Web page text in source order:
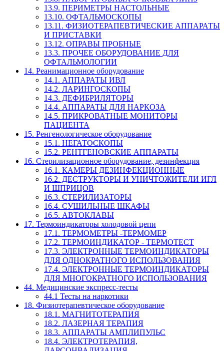
13.9. ПЕРИМЕТРЫ НАСТОЛЬНЫЕ
13.10. ОФТАЛЬМОСКОПЫ
13.11. ФИЗИОТЕРАПЕВТИЧЕСКИЕ АППАРАТЫ
И ПРИСТАВКИ
13.12. ОПРАВЫ ПРОБНЫЕ
13.3. ПРОЧЕЕ ОБОРУДОВАНИЕ ДЛЯ
ОФТАЛЬМОЛОГИИ
14. Реанимационное оборудование
14.1. АППАРАТЫ ИВЛ
14.2. ЛАРИНГОСКОПЫ
14.3. ДЕФИБРИЛЯТОРЫ
14.4. АППАРАТЫ ДЛЯ НАРКОЗА
14.5. ПРИКРОВАТНЫЕ МОНИТОРЫ
ПАЦИЕНТА
15. Ренгенологическое оборудование
15.1. НЕГАТОСКОПЫ
15.2. РЕНТГЕНОВСКИЕ АППАРАТЫ
16. Стерилизационное оборудование, дезинфекция
16.1. КАМЕРЫ ДЕЗИНФЕКЦИОННЫЕ
16.2. ДЕСТРУКТОРЫ И УНИЧТОЖИТЕЛИ ИГЛ
И ШПРИЦОВ
16.3. СТЕРИЛИЗАТОРЫ
16.4. СУШИЛЬНЫЕ ШКАФЫ
16.5. АВТОКЛАВЫ
17. Термоиндикаторы холодовой цепи
17.1. ТЕРМОМЕТРЫ -ТЕРМОМЕР
17.2. ТЕРМОИНДИКАТОР - ТЕРМОТЕСТ
17.3. ЭЛЕКТРОННЫЕ ТЕРМОИНДИКАТОРЫ
ДЛЯ ОДНОКРАТНОГО ИСПОЛЬЗОВАНИЯ
17.4. ЭЛЕКТРОННЫЕ ТЕРМОИНДИКАТОРЫ
ДЛЯ МНОГОКРАТНОГО ИСПОЛЬЗОВАНИЯ
44. Медицинские экспресс-тесты
44.1 Тесты на наркотики
18. Физиотерапевтическое оборудование
18.1. МАГНИТОТЕРАПИЯ
18.2. ЛАЗЕРНАЯ ТЕРАПИЯ
18.3. АППАРАТЫ АМПЛИПУЛЬС
18.4. ЭЛЕКТРОТЕРАПИЯ,